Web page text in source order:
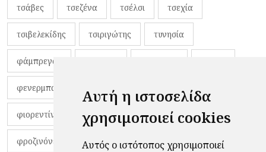
Αυτή η ιστοσελίδα
χρησιμοποιεί cookies
Αυτός ο ιστότοπος χρησιμοποιεί
τσάβες τσεζένα τσέλσι τσεχία
τσιβελεκίδης τσιριγώτης τυνησία
φάμπρεγας
φενερμπαχτσέ φερνάντο τόρες φίλαθλοι
φιορεντίνα φιρμίνο φρανκ ντε μπουρ
φροζινόνε φωκικός χαβίτο